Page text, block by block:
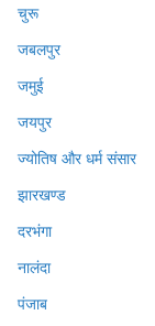
चुरू
जबलपुर
जमुई
जयपुर
ज्योतिष और धर्म संसार
झारखण्ड
दरभंगा
नालंदा
पंजाब